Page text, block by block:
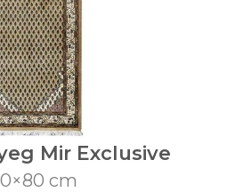
Mir Exclusive
cm